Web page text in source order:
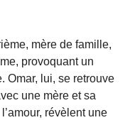
mère de famille,
provoquant un
Omar, lui, se retrouve
une mère et sa
révèlent une